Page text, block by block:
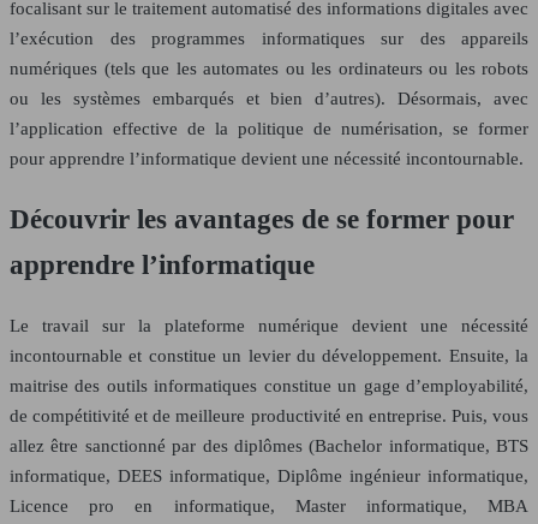
focalisant sur le traitement automatisé des informations digitales avec
l’exécution des programmes informatiques sur des appareils
numériques (tels que les automates ou les ordinateurs ou les robots
ou les systèmes embarqués et bien d’autres). Désormais, avec
l’application effective de la politique de numérisation, se former
pour apprendre l’informatique devient une nécessité incontournable.
Découvrir les avantages de se former pour
apprendre l’informatique
Le travail sur la plateforme numérique devient une nécessité
incontournable et constitue un levier du développement. Ensuite, la
maitrise des outils informatiques constitue un gage d’employabilité,
de compétitivité et de meilleure productivité en entreprise. Puis, vous
allez être sanctionné par des diplômes (Bachelor informatique, BTS
informatique, DEES informatique, Diplôme ingénieur informatique,
Licence pro en informatique, Master informatique, MBA